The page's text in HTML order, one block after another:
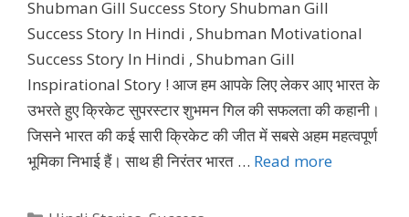
Shubman Gill Success Story Shubman Gill
Success Story In Hindi , Shubman Motivational
Success Story In Hindi , Shubman Gill
Inspirational Story ! आज हम आपके लिए लेकर आए भारत के
उभरते हुए क्रिकेट सुपरस्टार शुभमन गिल की सफलता की कहानी।
जिसने भारत की कई सारी क्रिकेट की जीत में सबसे अहम महत्वपूर्ण
भूमिका निभाई हैं। साथ ही निरंतर भारत … Read more